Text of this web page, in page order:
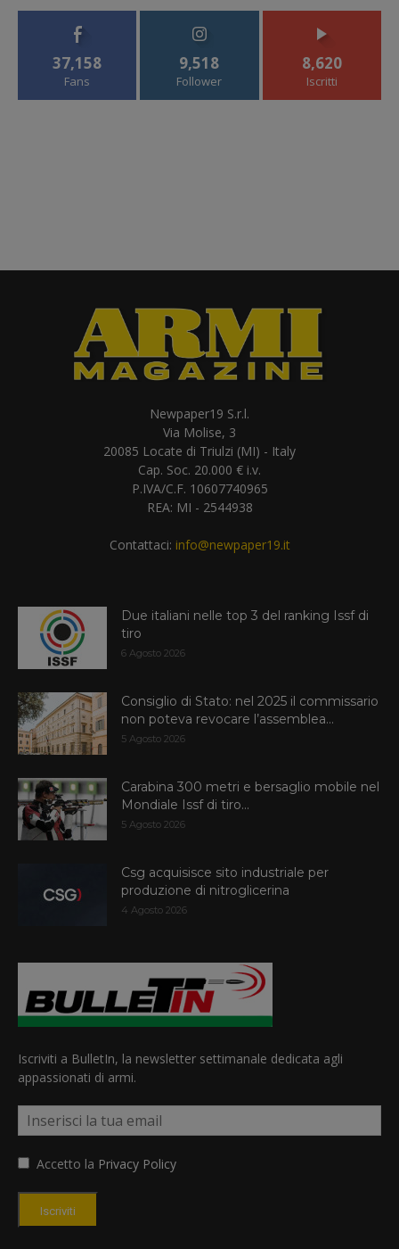
37,158
Fans
9,518
Follower
8,620
Iscritti
Newpaper19 S.r.l.
Via Molise, 3
20085 Locate di Triulzi (MI) - Italy
Cap. Soc. 20.000 € i.v.
P.IVA/C.F. 10607740965
REA: MI - 2544938
Contattaci: info@newpaper19.it
Due italiani nelle top 3 del ranking Issf di
tiro
6 Agosto 2026
Consiglio di Stato: nel 2025 il commissario
non poteva revocare l’assemblea...
5 Agosto 2026
Carabina 300 metri e bersaglio mobile nel
Mondiale Issf di tiro...
5 Agosto 2026
Csg acquisisce sito industriale per
produzione di nitroglicerina
4 Agosto 2026
Iscriviti a BulletIn, la newsletter settimanale dedicata agli
appassionati di armi.
Accetto la Privacy Policy
Iscriviti